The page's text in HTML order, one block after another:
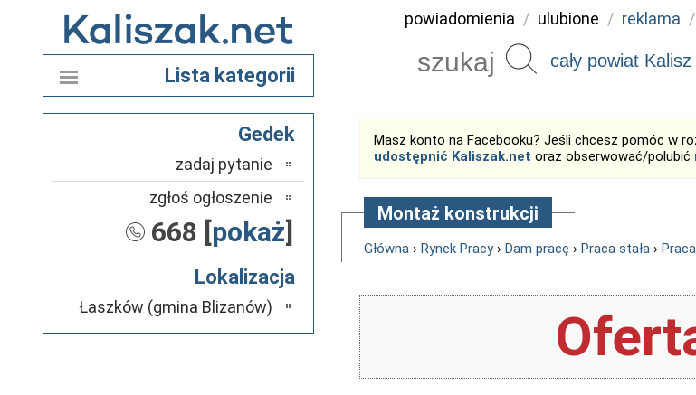
powiadomienia / ulubione / reklama /
Szukaj
Masz konto na Facebooku? Jeśli chcesz pomóc w
udostępnić Kaliszak.net oraz obserwować/polubić
Montaż konstrukcji
Główna › Rynek Pracy› Dam pracę › Praca stała ›
Lista kategorii
Gedek
zadaj pytanie
zgłoś ogłoszenie
668 [pokaż]
Lokalizacja
Łaszków (gmina Blizanów)